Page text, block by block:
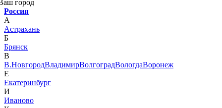
город
Россия
А
Астрахань
Б
Брянск
В
В.НовгородВладимирВолгоградВологдаВоронеж
Е
Екатеринбург
И
Иваново